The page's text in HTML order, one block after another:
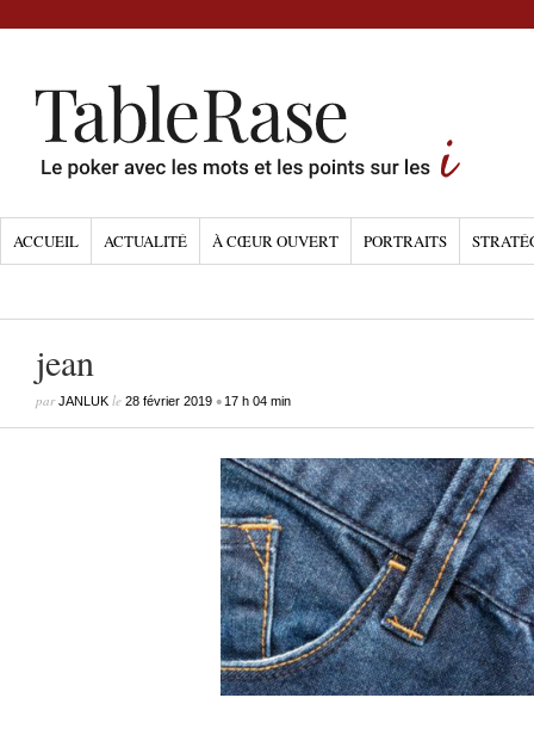
ACCUEIL ACTUALITÉ À CŒUR OUVERT PORTRAITS
jean
parJANLUK le 28 février 2019 • 17 h 04 min